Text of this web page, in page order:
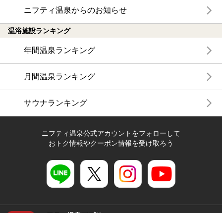
ニフティ温泉からのお知らせ
温浴施設ランキング
年間温泉ランキング
月間温泉ランキング
サウナランキング
ニフティ温泉公式アカウントをフォローして
おトク情報やクーポン情報を受け取ろう